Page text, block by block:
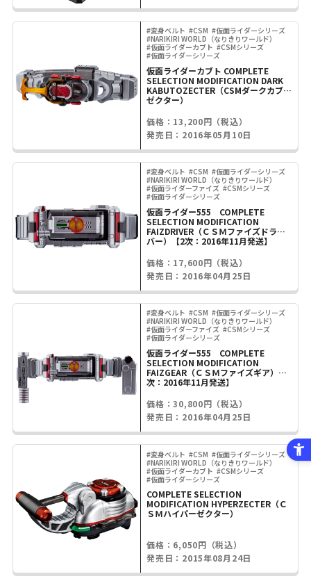
#変身ベルト #CSM #仮面ライダーシリーズ
#NARIKIRI WORLD（なりきりワールド）
#仮面ライダーカブト #CSMシリーズ
#仮面ライダーシリーズ
仮面ライダーカブト COMPLETE
SELECTION MODIFICATION DARK
KABUTOZECTER（CSMダークカブト
ゼクター）
価格：13,200円（税込）
発売日：2016年05月10日
#変身ベルト #CSM #仮面ライダーシリーズ
#NARIKIRI WORLD（なりきりワールド）
#仮面ライダーファイズ #CSMシリーズ
#仮面ライダーシリーズ
仮面ライダー555 COMPLETE
SELECTION MODIFICATION
FAIZDRIVER（ＣＳＭファイズドライ
バー）【2次：2016年11月発送】
価格：17,600円（税込）
発売日：2016年04月25日
#変身ベルト #CSM #仮面ライダーシリーズ
#NARIKIRI WORLD（なりきりワールド）
#仮面ライダーファイズ #CSMシリーズ
#仮面ライダーシリーズ
仮面ライダー555 COMPLETE
SELECTION MODIFICATION
FAIZGEAR（ＣＳＭファイズギア）【2
次：2016年11月発送】
価格：30,800円（税込）
発売日：2016年04月25日
#変身ベルト #CSM #仮面ライダーシリーズ
#NARIKIRI WORLD（なりきりワールド）
#仮面ライダーカブト #CSMシリーズ
#仮面ライダーシリーズ
COMPLETE SELECTION
MODIFICATION HYPERZECTER（Ｃ
ＳＭハイパーゼクター）
価格：6,050円（税込）
発売日：2015年08月24日